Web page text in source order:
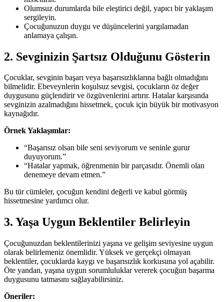
Olumsuz durumlarda bile eleştirici değil, yapıcı bir yaklaşım
sergileyin.
Çocuğunuzun duygu ve düşüncelerini yargılamadan
anlamaya çalışın.
2. Sevginizin Şartsız Olduğunu Gösterin
Çocuklar, sevginin başarı veya başarısızlıklarına bağlı olmadığını
bilmelidir. Ebeveynlerin koşulsuz sevgisi, çocukların öz değer
duygusunu güçlendirir ve özgüvenlerini artırır. Hatalar karşısında
sevginizin azalmadığını hissetmek, çocuk için büyük bir motivasyon
kaynağıdır.
Örnek Yaklaşımlar:
“Başarısız olsan bile seni seviyorum ve seninle gurur
duyuyorum.”
“Hatalar yapmak, öğrenmenin bir parçasıdır. Önemli olan
denemeye devam etmen.”
Bu tür cümleler, çocuğun kendini değerli ve kabul görmüş
hissetmesine yardımcı olur.
3. Yaşa Uygun Beklentiler Belirleyin
Çocuğunuzdan beklentilerinizi yaşına ve gelişim seviyesine uygun
olarak belirlemeniz önemlidir. Yüksek ve gerçekçi olmayan
beklentiler, çocuklarda kaygı ve başarısızlık korkusuna yol açabilir.
Öte yandan, yaşına uygun sorumluluklar vererek çocuğun başarma
duygusunu tatmasını sağlayabilirsiniz.
Öneriler: